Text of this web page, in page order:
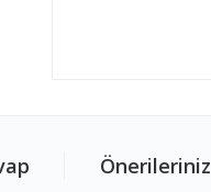
Önerileriniz